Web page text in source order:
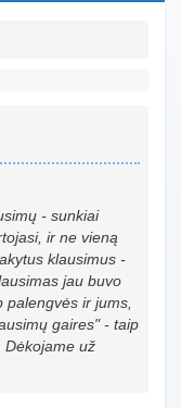
- sunkiai
ir ne vieną
klausimus -
jau buvo
ir jums,
gaires" - taip
Dėkojame už